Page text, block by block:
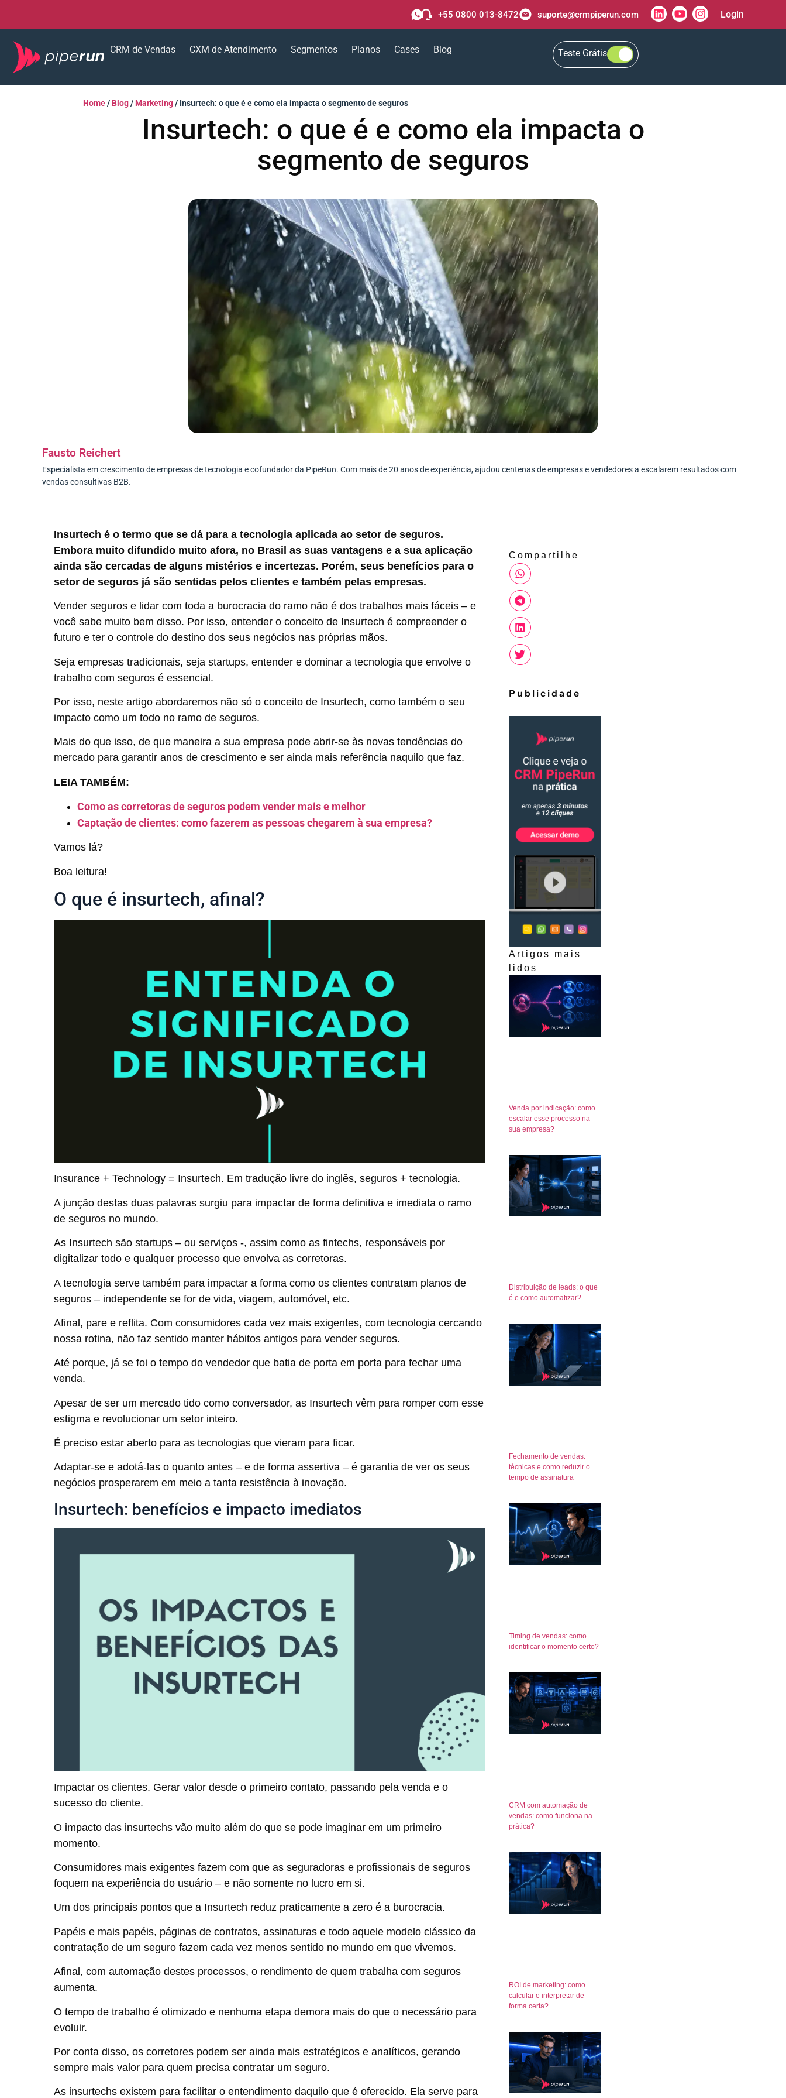
+55 0800 013-8472 suporte@crmpiperun.com Login
CRM de Vendas CXM de Atendimento Segmentos Planos Cases Blog Teste Grátis
Home/ Blog/ Marketing/ Insurtech: o que é e como ela impacta o segmento de seguros
Insurtech: o que é e como ela impacta o
segmento de seguros
Fausto Reichert
Especialista em crescimento de empresas de tecnologia e cofundador da PipeRun. Com mais de 20 anos de experiência, ajudou centenas de empresas e vendedores a escalarem resultados com
vendas consultivas B2B.
Insurtech é o termo que se dá para a tecnologia aplicada ao setor de seguros.
Embora muito difundido muito afora, no Brasil as suas vantagens e a sua aplicação
ainda são cercadas de alguns mistérios e incertezas. Porém, seus benefícios para o
setor de seguros já são sentidas pelos clientes e também pelas empresas.
Vender seguros e lidar com toda a burocracia do ramo não é dos trabalhos mais fáceis – e
você sabe muito bem disso. Por isso, entender o conceito de Insurtech é compreender o
futuro e ter o controle do destino dos seus negócios nas próprias mãos.
Seja empresas tradicionais, seja startups, entender e dominar a tecnologia que envolve o
trabalho com seguros é essencial.
Por isso, neste artigo abordaremos não só o conceito de Insurtech, como também o seu
impacto como um todo no ramo de seguros.
Mais do que isso, de que maneira a sua empresa pode abrir-se às novas tendências do
mercado para garantir anos de crescimento e ser ainda mais referência naquilo que faz.
LEIA TAMBÉM:
Como as corretoras de seguros podem vender mais e melhor
Captação de clientes: como fazerem as pessoas chegarem à sua empresa?
Vamos lá?
Boa leitura!
O que é insurtech, afinal?
Insurance + Technology = Insurtech. Em tradução livre do inglês, seguros + tecnologia.
A junção destas duas palavras surgiu para impactar de forma definitiva e imediata o ramo
de seguros no mundo.
As Insurtech são startups – ou serviços -, assim como as fintechs, responsáveis por
digitalizar todo e qualquer processo que envolva as corretoras.
A tecnologia serve também para impactar a forma como os clientes contratam planos de
seguros – independente se for de vida, viagem, automóvel, etc.
Afinal, pare e reflita. Com consumidores cada vez mais exigentes, com tecnologia cercando
nossa rotina, não faz sentido manter hábitos antigos para vender seguros.
Até porque, já se foi o tempo do vendedor que batia de porta em porta para fechar uma
venda.
Apesar de ser um mercado tido como conversador, as Insurtech vêm para romper com esse
estigma e revolucionar um setor inteiro.
É preciso estar aberto para as tecnologias que vieram para ficar.
Adaptar-se e adotá-las o quanto antes – e de forma assertiva – é garantia de ver os seus
negócios prosperarem em meio a tanta resistência à inovação.
Insurtech: benefícios e impacto imediatos
Impactar os clientes. Gerar valor desde o primeiro contato, passando pela venda e o
sucesso do cliente.
O impacto das insurtechs vão muito além do que se pode imaginar em um primeiro
momento.
Consumidores mais exigentes fazem com que as seguradoras e profissionais de seguros
foquem na experiência do usuário – e não somente no lucro em si.
Um dos principais pontos que a Insurtech reduz praticamente a zero é a burocracia.
Papéis e mais papéis, páginas de contratos, assinaturas e todo aquele modelo clássico da
contratação de um seguro fazem cada vez menos sentido no mundo em que vivemos.
Afinal, com automação destes processos, o rendimento de quem trabalha com seguros
aumenta.
O tempo de trabalho é otimizado e nenhuma etapa demora mais do que o necessário para
evoluir.
Por conta disso, os corretores podem ser ainda mais estratégicos e analíticos, gerando
sempre mais valor para quem precisa contratar um seguro.
As insurtechs existem para facilitar o entendimento daquilo que é oferecido. Ela serve para
Compartilhe
Publicidade
Artigos mais
lidos
Venda por indicação: como
escalar esse processo na
sua empresa?
Distribuição de leads: o que
é e como automatizar?
Fechamento de vendas:
técnicas e como reduzir o
tempo de assinatura
Timing de vendas: como
identificar o momento certo?
CRM com automação de
vendas: como funciona na
prática?
ROI de marketing: como
calcular e interpretar de
forma certa?